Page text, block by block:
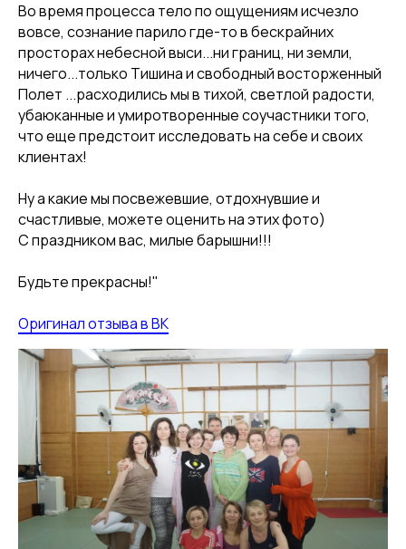
Во время процесса тело по ощущениям исчезло
вовсе, сознание парило где-то в бескрайних
просторах небесной выси...ни границ, ни земли,
ничего...только Тишина и свободный восторженный
Полет ...расходились мы в тихой, светлой радости,
убаюканные и умиротворенные соучастники того,
что еще предстоит исследовать на себе и своих
клиентах!
Ну а какие мы посвежевшие, отдохнувшие и
счастливые, можете оценить на этих фото)
С праздником вас, милые барышни!!!
Будьте прекрасны!"
Оригинал отзыва в ВК